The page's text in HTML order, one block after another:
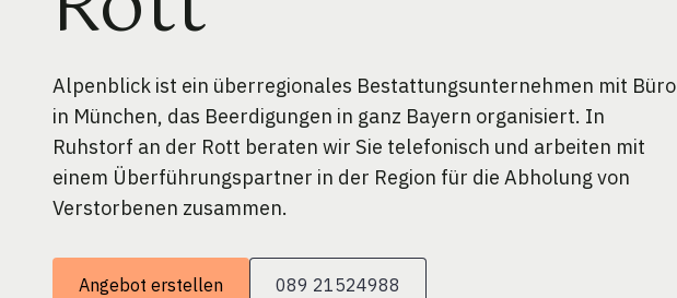
Alpenblick ist ein überregionales Bestattungsunternehmen mit Büro
in München, das Beerdigungen in ganz Bayern organisiert. In
Ruhstorf an der Rott beraten wir Sie telefonisch und arbeiten mit
einem Überführungspartner in der Region für die Abholung von
Verstorbenen zusammen.
Angebot erstellen 089 21524988